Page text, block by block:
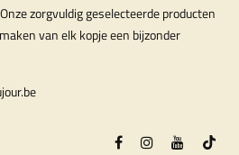
zorgvuldig geselecteerde producten
van elk kopje een bijzonder